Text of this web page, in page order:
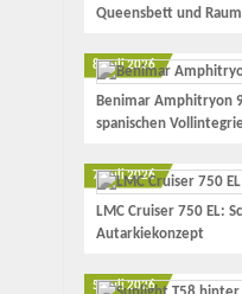
Queensbett und
8. Juli 2026
Benimar Amphitryon
spanischen
7. Juli 2026
LMC Cruiser 750 EL:
Autarkiekonzept
5. Juli 2026